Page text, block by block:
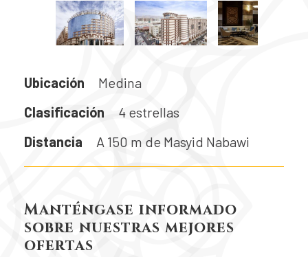
Ubicación
Medina
Clasificación
4 estrellas
Distancia
A 150 m de Masyid Nabawi
Manténgase informado
sobre nuestras mejores
ofertas